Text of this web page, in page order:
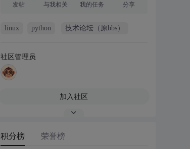
发帖 与我相关 我的任务 分享
linux python 技术论坛（原bbs）
社区管理员
加入社区
积分榜 荣誉榜